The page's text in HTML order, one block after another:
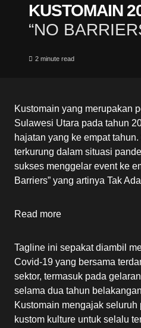
KUSTOMAIN
“NO
2 minute read
Kustomain yang merupakan
Sulawesi Utara pada tahun
hajatan yang ke empat
terkurung dalam situasi
sukses menggelar event ke
Barriers” yang artinya Tak
Read more
Tagline ini sepakat diambil
Covid-19 yang bersama
sektor, termasuk pada
selama dua tahun
Kustomain mengajak
kustom kulture untuk selalu